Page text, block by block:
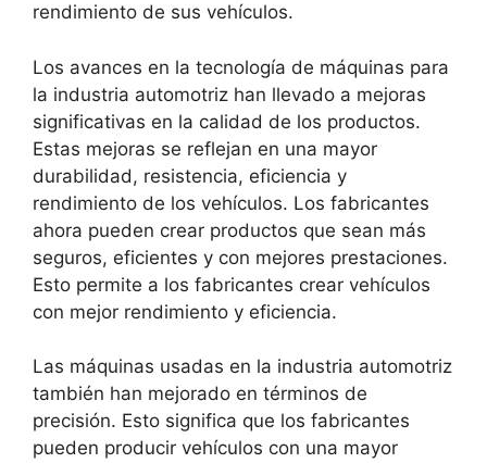
rendimiento de sus vehículos.
Los avances en la tecnología de máquinas para
la industria automotriz han llevado a mejoras
significativas en la calidad de los productos.
Estas mejoras se reflejan en una mayor
durabilidad, resistencia, eficiencia y
rendimiento de los vehículos. Los fabricantes
ahora pueden crear productos que sean más
seguros, eficientes y con mejores prestaciones.
Esto permite a los fabricantes crear vehículos
con mejor rendimiento y eficiencia.
Las máquinas usadas en la industria automotriz
también han mejorado en términos de
precisión. Esto significa que los fabricantes
pueden producir vehículos con una mayor